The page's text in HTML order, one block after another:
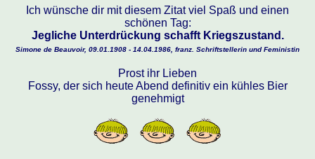
Ich wünsche dir mit diesem Zitat viel Spaß und einen
schönen Tag:
Jegliche Unterdrückung schafft Kriegszustand.
Simone de Beauvoir, 09.01.1908 - 14.04.1986, franz. Schriftstellerin und Feministin
Prost ihr Lieben
Fossy, der sich heute Abend definitiv ein kühles Bier
genehmigt